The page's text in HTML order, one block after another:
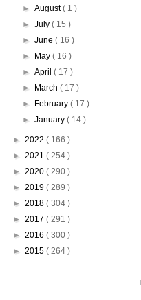
► August( 1 )
► July ( 15 )
► June ( 16 )
►
May ( 16 )
► April ( 17 )
►
March ( 17 )
►
February ( 17 )
► January ( 14 )
► 2022 ( 166 )
► 2021 ( 254 )
► 2020 ( 290 )
► 2019 ( 289 )
► 2018 ( 304 )
► 2017 ( 291 )
► 2016 ( 300 )
► 2015 ( 264 )